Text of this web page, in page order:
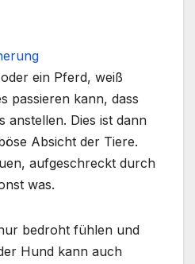
ein Pferd, weiß
passieren kann, dass
anstellen. Dies ist dann
Absicht der Tiere.
aufgeschreckt durch
was.
bedroht fühlen und
Hund kann auch